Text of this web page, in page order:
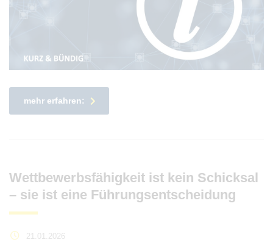
mehr erfahren:
Wettbewerbsfähigkeit ist kein Schicksal
– sie ist eine Führungsentscheidung
21.01.2026